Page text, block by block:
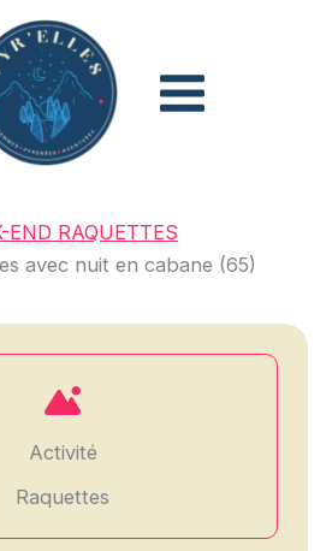
END RAQUETTES
avec nuit en cabane (65)
Activité
Raquettes